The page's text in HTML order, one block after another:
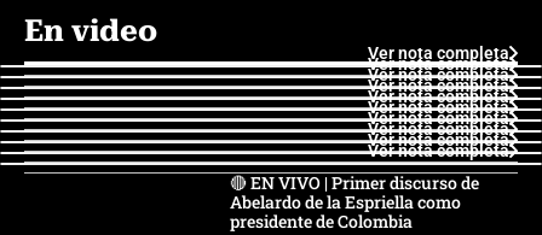
En video
Ver nota completa
Ver nota completa
Ver nota completa
Ver nota completa
Ver nota completa
Ver nota completa
Ver nota completa
Ver nota completa
Ver nota completa
Ver nota completa
🔴 EN VIVO | Primer discurso de
Abelardo de la Espriella como
presidente de Colombia